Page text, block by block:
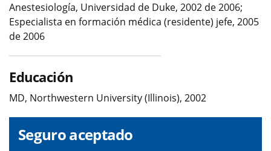
Anestesiología, Universidad de Duke, 2002 de 2006;
Especialista en formación médica (residente) jefe, 2005
de 2006
Educación
MD, Northwestern University (Illinois), 2002
Seguro aceptado